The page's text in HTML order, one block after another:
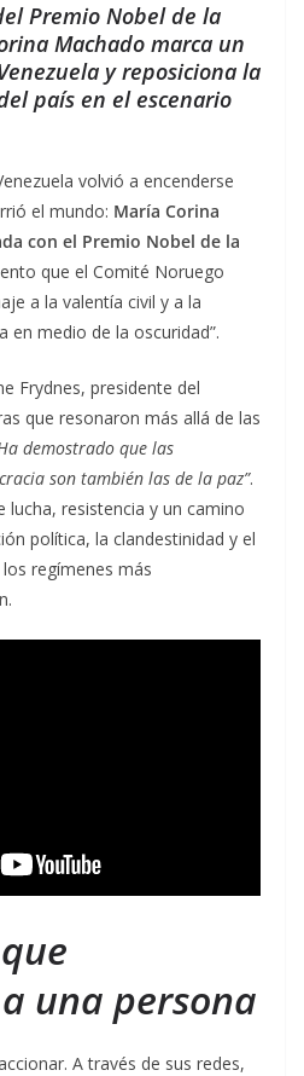
Premio Nobel de la
Machado marca un
y reposiciona la
país en el escenario
volvió a encenderse
el mundo: María Corina
con el Premio Nobel de la
que el Comité Noruego
a la valentía civil y a la
en medio de la oscuridad”.
Frydnes, presidente del
que resonaron más allá de las
demostrado que las
son también las de la paz”.
lucha, resistencia y un camino
política, la clandestinidad y el
regímenes más
una persona
A través de sus redes,